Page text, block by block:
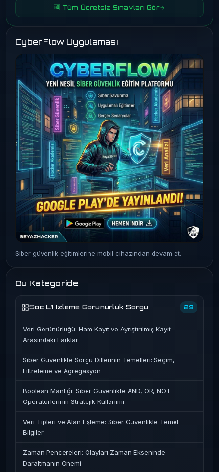
🆓 Tüm Ücretsiz Sınavları Gör
CyberFlow Uygulaması
Siber güvenlik eğitimlerine mobil cihazından devam et.
Bu Kategoride
Soc L1 Izleme Gorunurluk Sorgu 29
Veri Görünürlüğü: Ham Kayıt ve Ayrıştırılmış Kayıt
Arasındaki Farklar
Siber Güvenlikte Sorgu Dillerinin Temelleri: Seçim,
Filtreleme ve Agregasyon
Boolean Mantığı: Siber Güvenlikte AND, OR, NOT
Operatörlerinin Stratejik Kullanımı
Veri Tipleri ve Alan Eşleme: Siber Güvenlikte Temel
Bilgiler
Zaman Pencereleri: Olayları Zaman Ekseninde
Daraltmanın Önemi